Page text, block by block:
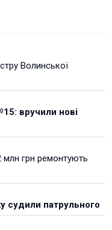
Волинської
вручили нові
грн ремонтують
судили патрульного